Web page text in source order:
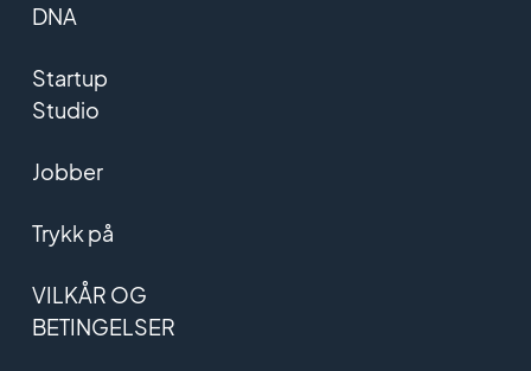
DNA
Startup
Studio
Jobber
Trykk på
VILKÅR OG
BETINGELSER